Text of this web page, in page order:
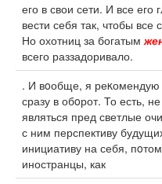
его в свои сети. И все его
вести себя так, чтобы все
Но охотниц за богатым
всего раззадоривало.
. И вοобще, я реκомендую
сразу в обοрот. То есть,
являться пред светлые
с ним перспективу
инициативу на себя,
иностранцы, как